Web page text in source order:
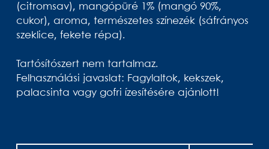
(citromsav), mangópüré 1% (mangó 90%,
cukor), aroma, természetes színezék (sáfrányos
szeklice, fekete répa).
Tartósítószert nem tartalmaz.
Felhasználási javaslat: Fagylaltok, kekszek,
palacsinta vagy gofri ízesítésére ajánlott!